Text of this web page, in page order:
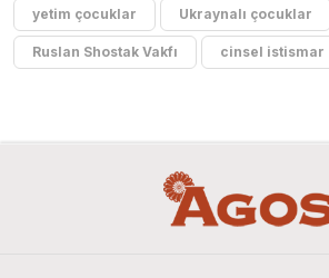
yetim çocuklar Ukraynalı çocuklar
Ruslan Shostak Vakfı cinsel istismar